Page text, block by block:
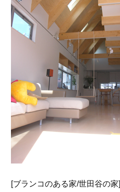
[ブランコのある家/世田谷の家]